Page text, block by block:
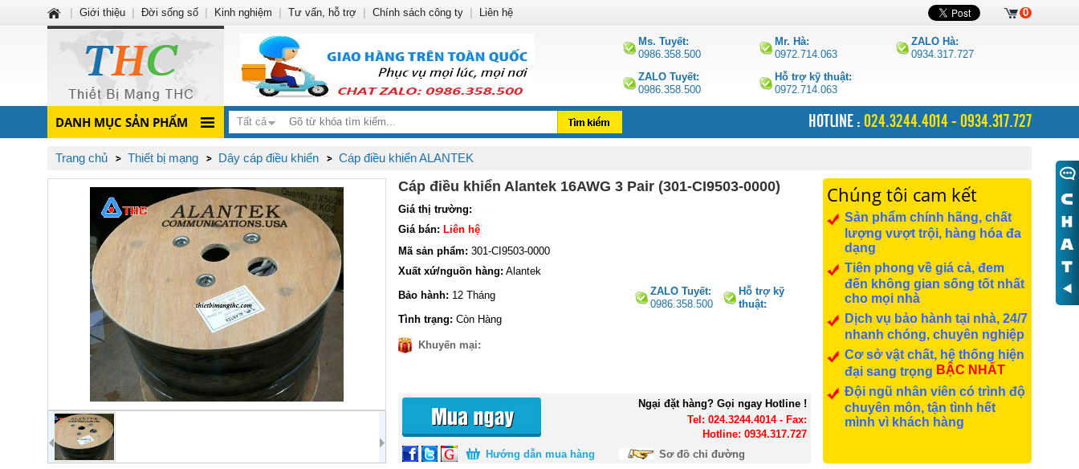
Ms. Tuyết:
0986.358.500
Mr. Hà:
0972.714.063
ZALO Hà:
0934.317.727
ZALO Tuyết:
0986.358.500
Hỗ trợ kỹ thuật:
0972.714.063
DANH MỤC SẢN PHẨM Tất cả HOTLINE : 024.3244.4014 - 0934.317.727
Trang chủ Thiết bị mạng Dây cáp điều khiển Cáp điều khiển ALANTEK
Cáp điều khiển Alantek 16AWG 3 Pair (301-CI9503-0000)
Giá thị trường:
Giá bán: Liên hệ
Mã sản phẩm: 301-CI9503-0000
Xuất xứ/nguồn hàng: Alantek
ZALO Tuyết:
0986.358.500
Hỗ trợ kỹ
thuật:
Bảo hành: 12 Tháng
Tình trạng: Còn Hàng
Khuyến mại:
Ngại đặt hàng? Gọi ngay Hotline !
Tel: 024.3244.4014 - Fax:
Hotline: 0934.317.727
Hướng dẫn mua hàng
Sơ đồ chỉ đường
Chúng tôi cam kết
Sản phẩm chính hãng, chất
lượng vượt trội, hàng hóa đa
dạng
Tiên phong về giá cả, đem
đến không gian sống tốt nhất
cho mọi nhà
Dịch vụ bảo hành tại nhà, 24/7
nhanh chóng, chuyên nghiệp
Cơ sở vật chất, hệ thống hiện
đại sang trọng BẬC NHẤT
Đội ngũ nhân viên có trình độ
chuyên môn, tận tình hết
mình vì khách hàng
0
Giới thiệu Đời sống số Kinh nghiệm Tư vấn, hỗ trợ Chính sách công ty Liên hệ